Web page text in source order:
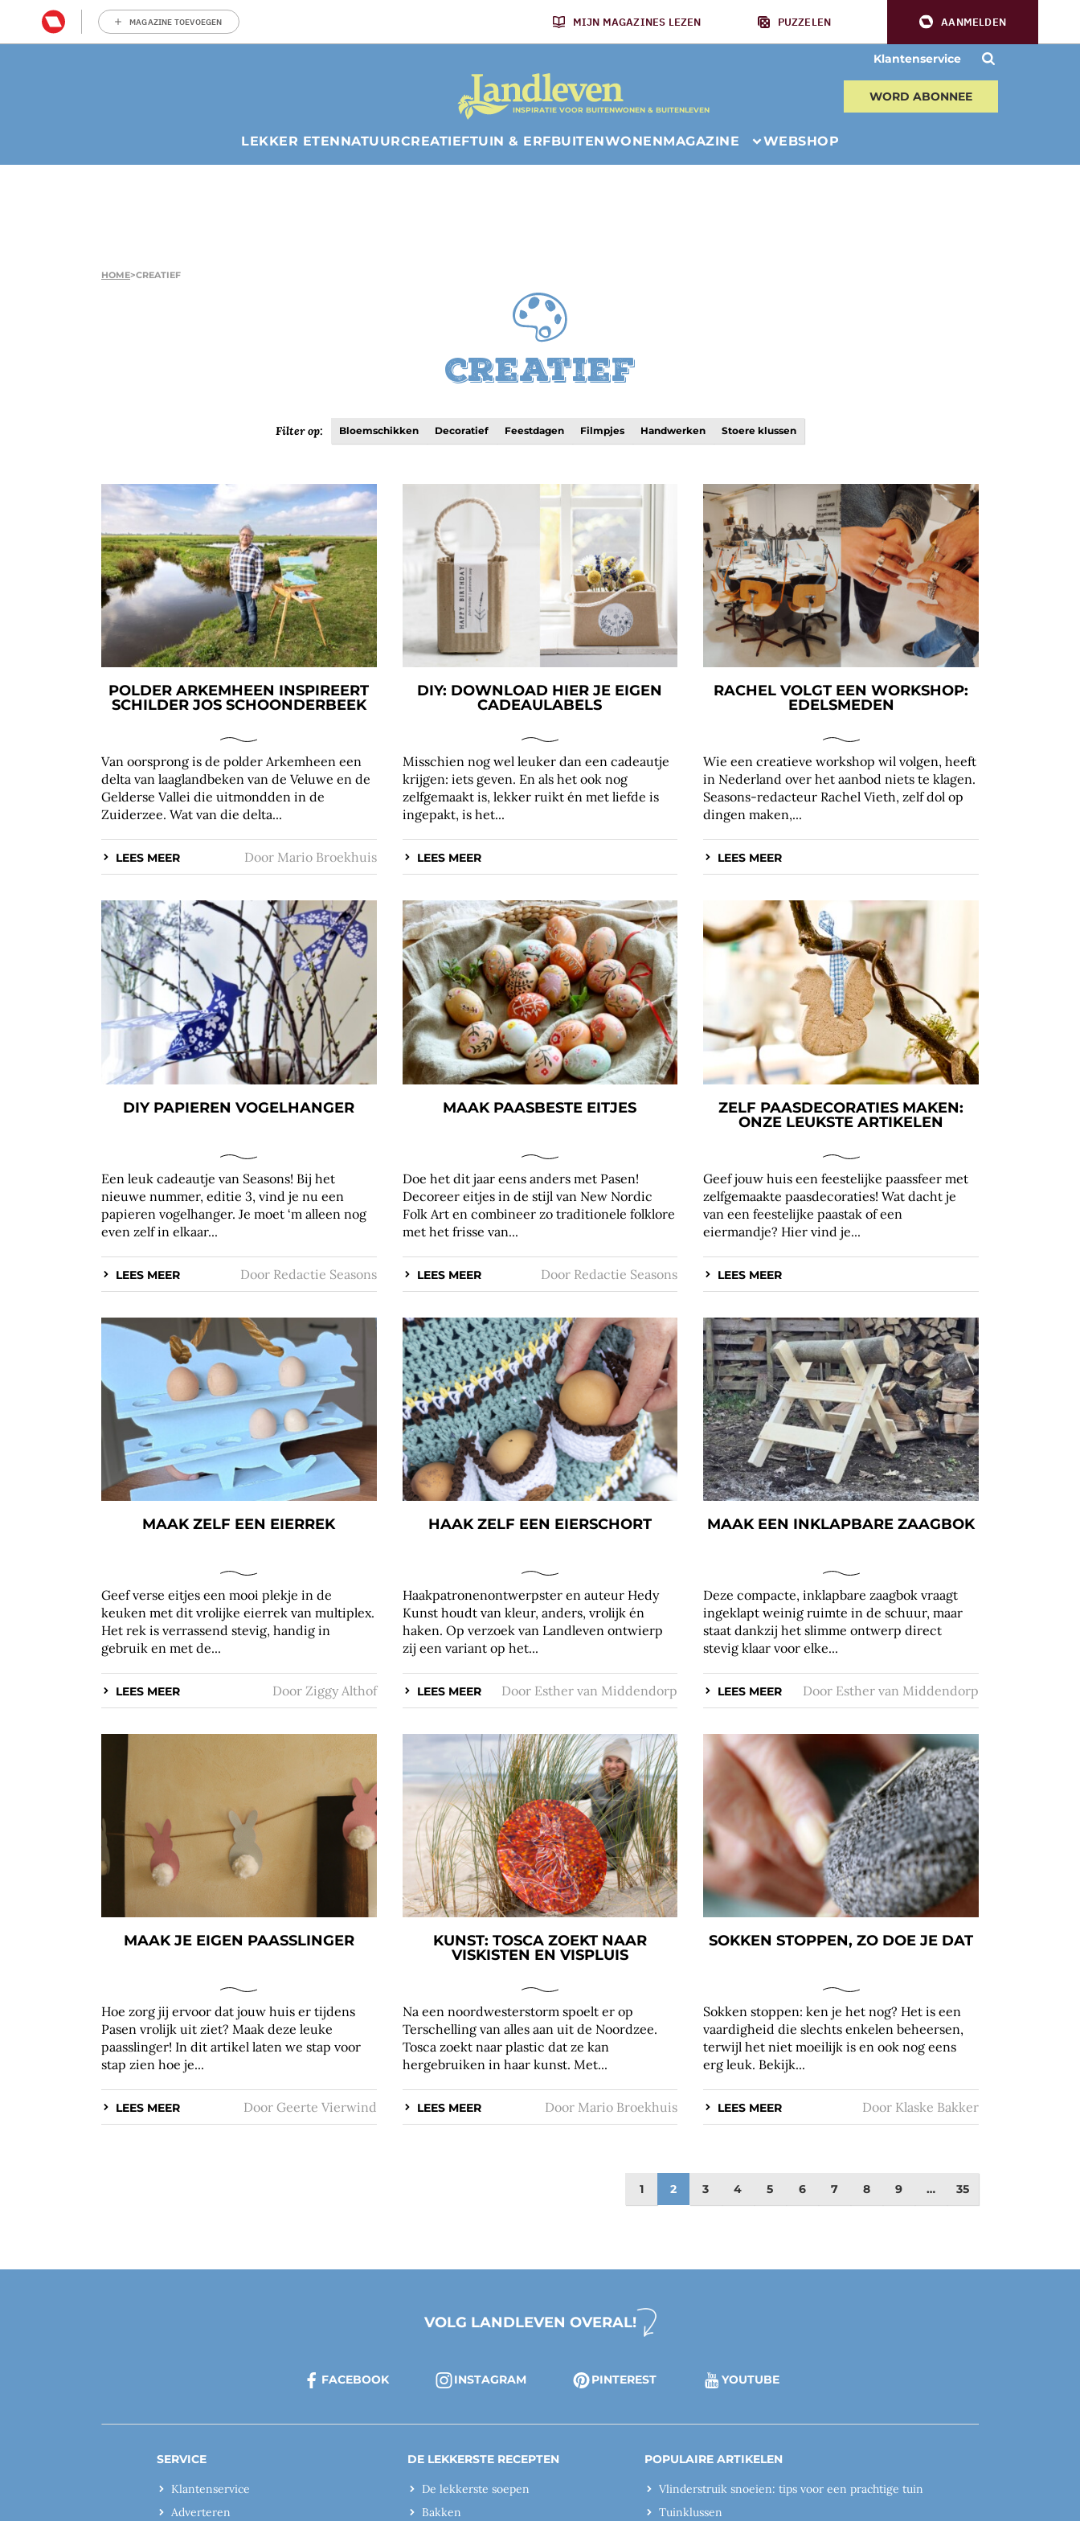
MAGAZINE TOEVOEGEN MIJN MAGAZINES LEZEN PUZZELEN AANMELDEN
Klantenservice
INSPIRATIE VOOR BUITENWONEN & BUITENLEVEN
WORD ABONNEE
LEKKER ETENNATUURCREATIEFTUIN & ERFBUITENWONENMAGAZINE WEBSHOP
HOME>CREATIEF
Creatief
Filter op: Bloemschikken Decoratief Feestdagen Filmpjes Handwerken Stoere klussen
POLDER ARKEMHEEN INSPIREERT
SCHILDER JOS SCHOONDERBEEK
Van oorsprong is de polder Arkemheen een
delta van laaglandbeken van de Veluwe en de
Gelderse Vallei die uitmondden in de
Zuiderzee. Wat van die delta...
LEES MEER Door Mario Broekhuis
DIY: DOWNLOAD HIER JE EIGEN
CADEAULABELS
Misschien nog wel leuker dan een cadeautje
krijgen: iets geven. En als het ook nog
zelfgemaakt is, lekker ruikt én met liefde is
ingepakt, is het...
LEES MEER
RACHEL VOLGT EEN WORKSHOP:
EDELSMEDEN
Wie een creatieve workshop wil volgen, heeft
in Nederland over het aanbod niets te klagen.
Seasons-redacteur Rachel Vieth, zelf dol op
dingen maken,...
LEES MEER
DIY PAPIEREN VOGELHANGER
Een leuk cadeautje van Seasons! Bij het
nieuwe nummer, editie 3, vind je nu een
papieren vogelhanger. Je moet ‘m alleen nog
even zelf in elkaar...
LEES MEER Door Redactie Seasons
MAAK PAASBESTE EITJES
Doe het dit jaar eens anders met Pasen!
Decoreer eitjes in de stijl van New Nordic
Folk Art en combineer zo traditionele folklore
met het frisse van...
LEES MEER Door Redactie Seasons
ZELF PAASDECORATIES MAKEN:
ONZE LEUKSTE ARTIKELEN
Geef jouw huis een feestelijke paassfeer met
zelfgemaakte paasdecoraties! Wat dacht je
van een feestelijke paastak of een
eiermandje? Hier vind je...
LEES MEER
MAAK ZELF EEN EIERREK
Geef verse eitjes een mooi plekje in de
keuken met dit vrolijke eierrek van multiplex.
Het rek is verrassend stevig, handig in
gebruik en met de...
LEES MEER Door Ziggy Althof
HAAK ZELF EEN EIERSCHORT
Haakpatronenontwerpster en auteur Hedy
Kunst houdt van kleur, anders, vrolijk én
haken. Op verzoek van Landleven ontwierp
zij een variant op het...
LEES MEER Door Esther van Middendorp
MAAK EEN INKLAPBARE ZAAGBOK
Deze compacte, inklapbare zaagbok vraagt
ingeklapt weinig ruimte in de schuur, maar
staat dankzij het slimme ontwerp direct
stevig klaar voor elke...
LEES MEER Door Esther van Middendorp
MAAK JE EIGEN PAASSLINGER
Hoe zorg jij ervoor dat jouw huis er tijdens
Pasen vrolijk uit ziet? Maak deze leuke
paasslinger! In dit artikel laten we stap voor
stap zien hoe je...
LEES MEER Door Geerte Vierwind
KUNST: TOSCA ZOEKT NAAR
VISKISTEN EN VISPLUIS
Na een noordwesterstorm spoelt er op
Terschelling van alles aan uit de Noordzee.
Tosca zoekt naar plastic dat ze kan
hergebruiken in haar kunst. Met...
LEES MEER Door Mario Broekhuis
SOKKEN STOPPEN, ZO DOE JE DAT
Sokken stoppen: ken je het nog? Het is een
vaardigheid die slechts enkelen beheersen,
terwijl het niet moeilijk is en ook nog eens
erg leuk. Bekijk...
LEES MEER Door Klaske Bakker
1 2 3 4 5 6 7 8 9 … 35
VOLG LANDLEVEN OVERAL!
FACEBOOK INSTAGRAM PINTEREST YOUTUBE
SERVICE
Klantenservice
Adverteren
DE LEKKERSTE RECEPTEN
De lekkerste soepen
Bakken
POPULAIRE ARTIKELEN
Vlinderstruik snoeien: tips voor een prachtige tuin
Tuinklussen